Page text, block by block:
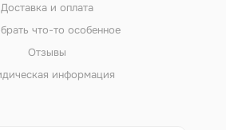
Доставка и оплата
что-то особенное
Отзывы
информация